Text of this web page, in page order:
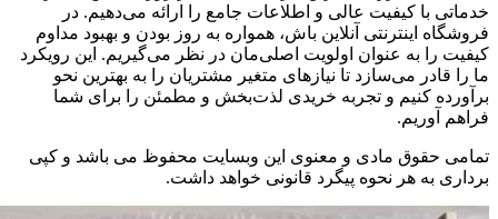
خدماتی با کیفیت عالی و اطلاعات جامع را ارائه می‌دهیم. در
فروشگاه اینترنتی آنلاین باش، همواره به روز بودن و بهبود مداوم
کیفیت را به عنوان اولویت اصلی‌مان در نظر می‌گیریم. این رویکرد
ما را قادر می‌سازد تا نیازهای متغیر مشتریان را به بهترین نحو
برآورده کنیم و تجربه خریدی لذت‌بخش و مطمئن را برای شما
فراهم آوریم.
تمامی حقوق مادی و معنوی این وبسایت محفوظ می باشد و کپی
برداری به هر نحوه پیگرد قانونی خواهد داشت.